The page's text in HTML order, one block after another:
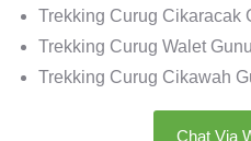
Trekking Curug Cikaracak
Trekking Curug Walet
Trekking Curug Cikawah
Chat Via